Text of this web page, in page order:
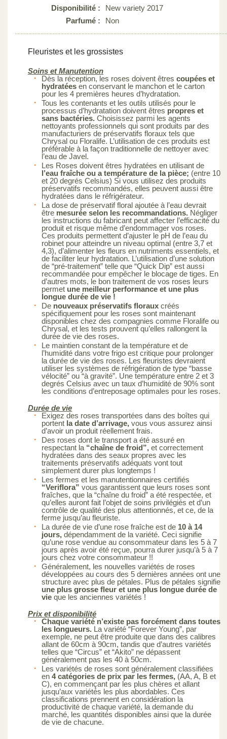
Disponibilité :
New variety 2017
Parfumé :
Non
Fleuristes et les grossistes
Soins et Manutention
Dès la réception, les roses doivent êtres coupées et
hydratées en conservant le manchon et le carton
pour les 4 premières heures d’hydratation.
Tous les contenants et les outils utilisés pour le
processus d’hydratation doivent êtres propres et
sans bactéries. Choisissez parmi les agents
nettoyants professionnels qui sont produits par des
manufacturiers de préservatifs floraux tels que
Chrysal ou Floralife. L’utilisation de ces produits est
préférable à la façon traditionnelle de nettoyer avec
l’eau de Javel.
Les Roses doivent êtres hydratées en utilisant de
l’eau fraîche ou a température de la pièce; (entre 10
et 20 degrés Celsius) Si vous utilisez des produits
préservatifs recommandés, elles peuvent aussi être
hydratées dans le réfrigérateur.
La dose de préservatif floral ajoutée à l’eau devrait
être mesurée selon les recommandations. Négliger
les instructions du fabricant peut affecter l’efficacité du
produit et risque même d’endommager vos roses.
Ces produits permettent d’ajuster le pH de l’eau du
robinet pour atteindre un niveau optimal (entre 3,7 et
4,3), d’alimenter les fleurs en nutriments essentiels, et
de faciliter leur hydratation. L’utilisation d’une solution
de “pré-traitement” telle que “Quick Dip” est aussi
recommandée pour empêcher le blocage de tiges. En
d’autres mots, le bon traitement de vos roses leurs
permet une meilleur performance et une plus
longue durée de vie !
De nouveaux préservatifs floraux créés
spécifiquement pour les roses sont maintenant
disponibles chez des compagnies comme Floralife ou
Chrysal, et les tests prouvent qu’elles rallongent la
durée de vie des roses.
Le maintien constant de la température et de
l’humidité dans votre frigo est critique pour prolonger
la durée de vie des roses. Les fleuristes devraient
utiliser les systèmes de réfrigération de type “basse
vélocité” ou “à gravité”. Une température entre 2 et 3
degrés Celsius avec un taux d’humidité de 90% sont
les conditions d’entreposage optimales pour les roses.
Durée de vie
Exigez des roses transportées dans des boîtes qui
portent la date d’arrivage, vous vous assurez ainsi
d’avoir un produit réellement frais.
Des roses dont le transport a été assuré en
respectant la “chaîne de froid”, et correctement
hydratées dans des seaux propres avec les
traitements préservatifs adéquats vont tout
simplement durer plus longtemps !
Les fermes et les manutentionnaires certifiés
“Veriflora” vous garantissent que leurs roses sont
fraîches, que la “chaîne du froid” a été respectée, et
qu’elles auront fait l’objet de soins privilégiés et d’un
contrôle de qualité des plus attentionnés, et ce, de la
ferme jusqu’au fleuriste.
La durée de vie d’une rose fraîche est de 10 à 14
jours, dépendamment de la variété. Ceci signifie
qu’une rose vendue au consommateur dans les 5 à 7
jours après avoir été reçue, pourra durer jusqu’à 5 à 7
jours chez votre consommateur !!
Généralement, les nouvelles variétés de roses
développées au cours des 5 dernières années ont une
structure avec plus de pétales. Plus de pétales signifie
une plus grosse fleur et une plus longue durée de
vie que les anciennes variétés !
Prix et disponibilité
Chaque variété n’existe pas forcément dans toutes
les longueurs. La variété “Forever Young”, par
exemple, ne peut être produite que dans des calibres
allant de 60cm à 90cm, tandis que d’autres variétés
telles que “Circus” et “Akito” ne dépassent
généralement pas les 40 à 50cm.
Les variétés de roses sont généralement classifiées
en 4 catégories de prix par les fermes, (AA, A, B et
C), en commençant par les plus chères et allant
jusqu’aux variétés les plus abordables. Ces
classifications prennent en considération la
productivité de chaque variété, la demande du
marché, les quantités disponibles ainsi que la durée
de vie de chacune.